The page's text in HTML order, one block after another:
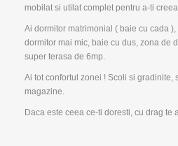
mobilat si utilat complet pentru a-ti
Ai dormitor matrimonial ( baie cu cada
dormitor mai mic, baie cu dus, zona de
super terasa de 6mp.
Ai tot confortul zonei ! Scoli si gradinite,
magazine.
Daca este ceea ce-ti doresti, cu drag te